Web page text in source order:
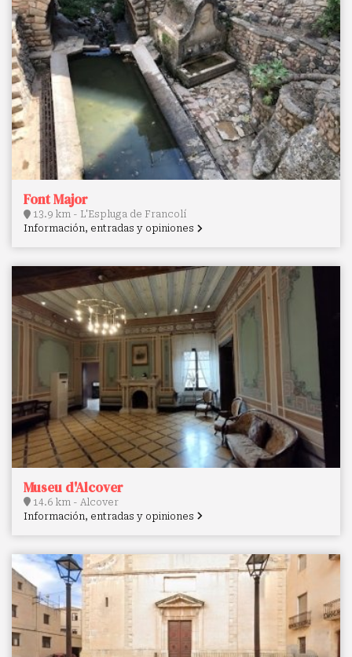
Font Major
13.9 km - L'Espluga de Francolí
Información, entradas y opiniones
Museu d'Alcover
14.6 km - Alcover
Información, entradas y opiniones